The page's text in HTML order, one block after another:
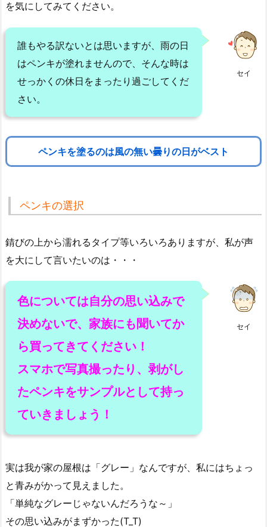
を気にしてみてください。
セイ
誰もやる訳ないとは思いますが、雨の日
はペンキが塗れませんので、そんな時は
せっかくの休日をまったり過ごしてくだ
さい。
ペンキを塗るのは風の無い曇りの日がベスト
ペンキの選択
錆びの上から濡れるタイプ等いろいろありますが、私が声
を大にして言いたいのは・・・
セイ
色については自分の思い込みで
決めないで、家族にも聞いてか
ら買ってきてください！
スマホで写真撮ったり、剥がし
たペンキをサンプルとして持っ
ていきましょう！
実は我が家の屋根は「グレー」なんですが、私にはちょっ
と青みがかって見えました。
「単純なグレーじゃないんだろうな～」
その思い込みがまずかった(T_T)